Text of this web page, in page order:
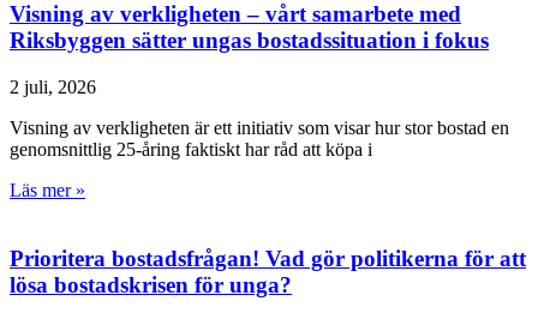
Visning av verkligheten – vårt samarbete med
Riksbyggen sätter ungas bostadssituation i fokus
2 juli, 2026
Visning av verkligheten är ett initiativ som visar hur stor bostad en
genomsnittlig 25-åring faktiskt har råd att köpa i
Läs mer »
Prioritera bostadsfrågan! Vad gör politikerna för att
lösa bostadskrisen för unga?